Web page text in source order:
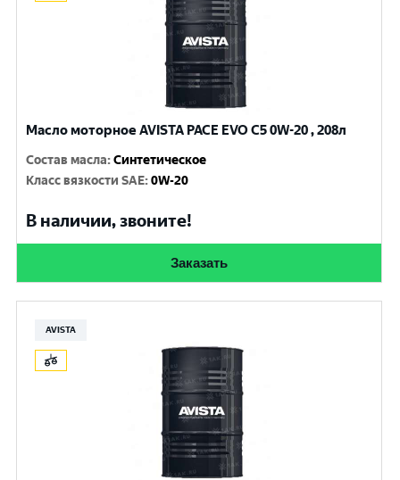
Масло моторное AVISTA PACE EVO C5 0W-20 , 208л
Состав масла:Синтетическое
Класс вязкости SAE:0W-20
В наличии, звоните!
Заказать
AVISTA